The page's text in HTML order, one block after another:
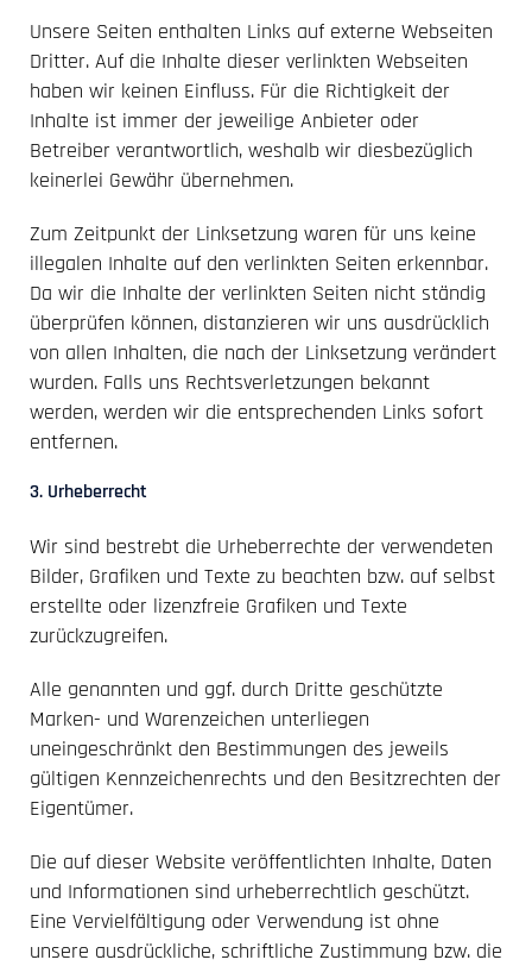
Unsere Seiten enthalten Links auf externe Webseiten
Dritter. Auf die Inhalte dieser verlinkten Webseiten
haben wir keinen Einfluss. Für die Richtigkeit der
Inhalte ist immer der jeweilige Anbieter oder
Betreiber verantwortlich, weshalb wir diesbezüglich
keinerlei Gewähr übernehmen.
Zum Zeitpunkt der Linksetzung waren für uns keine
illegalen Inhalte auf den verlinkten Seiten erkennbar.
Da wir die Inhalte der verlinkten Seiten nicht ständig
überprüfen können, distanzieren wir uns ausdrücklich
von allen Inhalten, die nach der Linksetzung verändert
wurden. Falls uns Rechtsverletzungen bekannt
werden, werden wir die entsprechenden Links sofort
entfernen.
3. Urheberrecht
Wir sind bestrebt die Urheberrechte der verwendeten
Bilder, Grafiken und Texte zu beachten bzw. auf selbst
erstellte oder lizenzfreie Grafiken und Texte
zurückzugreifen.
Alle genannten und ggf. durch Dritte geschützte
Marken- und Warenzeichen unterliegen
uneingeschränkt den Bestimmungen des jeweils
gültigen Kennzeichenrechts und den Besitzrechten der
Eigentümer.
Die auf dieser Website veröffentlichten Inhalte, Daten
und Informationen sind urheberrechtlich geschützt.
Eine Vervielfältigung oder Verwendung ist ohne
unsere ausdrückliche, schriftliche Zustimmung bzw. die